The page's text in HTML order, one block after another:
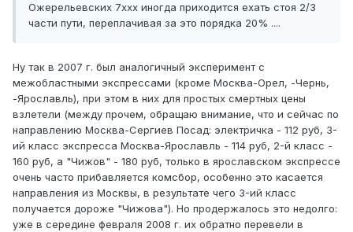
Ожерельевских 7ххх иногда приходится ехать стоя 2/3
части пути, переплачивая за это порядка 20% ....
Ну так в 2007 г. был аналогичный эксперимент с
межобластными экспрессами (кроме Москва-Орел, -Чернь,
-Ярославль), при этом в них для простых смертных цены
взлетели (между прочем, обращаю внимание, что и сейчас по
направлению Москва-Сергиев Посад: электричка - 112 руб, 3-
ий класс экспресса Москва-Ярославль - 114 руб, 2-й класс -
160 руб, а "Чижов" - 180 руб, только в ярославском экспрессе
очень часто прибавляется комсбор, особенно это касается
направления из Москвы, в результате чего 3-ий класс
получается дороже "Чижова"). Но продержалось это недолго:
уже в середине февраля 2008 г. их обратно перевели в